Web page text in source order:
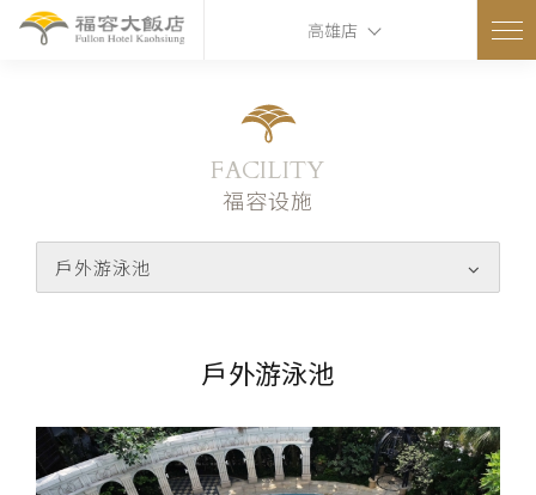
高雄店
FACILITY
福容设施
戶外游泳池
戶外游泳池